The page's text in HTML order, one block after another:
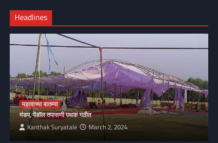
Headlines
महत्वाच्या बातम्या
मंडप, पेंडॉल तपासणी पथक गठीत
Kanthak Suryatale March 2, 2024